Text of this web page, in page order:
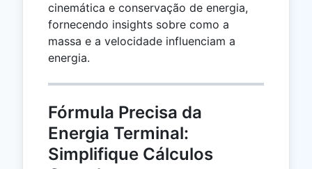
cinemática e conservação de energia,
fornecendo insights sobre como a
massa e a velocidade influenciam a
energia.
Fórmula Precisa da
Energia Terminal:
Simplifique Cálculos